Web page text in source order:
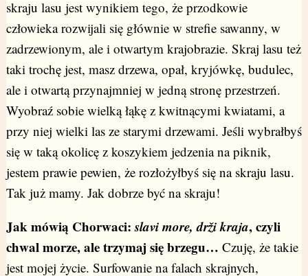
skraju lasu jest wynikiem tego, że przodkowie
człowieka rozwijali się głównie w strefie sawanny, w
zadrzewionym, ale i otwartym krajobrazie. Skraj lasu też
taki trochę jest, masz drzewa, opał, kryjówkę, budulec,
ale i otwartą przynajmniej w jedną stronę przestrzeń.
Wyobraź sobie wielką łąkę z kwitnącymi kwiatami, a
przy niej wielki las ze starymi drzewami. Jeśli wybrałbyś
się w taką okolicę z koszykiem jedzenia na piknik,
jestem prawie pewien, że rozłożyłbyś się na skraju lasu.
Tak już mamy. Jak dobrze być na skraju!
Jak mówią Chorwaci:slavi more, drži kraja, czyli
chwal morze, ale trzymaj się brzegu… Czuję, że takie
jest mojej życie. Surfowanie na falach skrajnych,